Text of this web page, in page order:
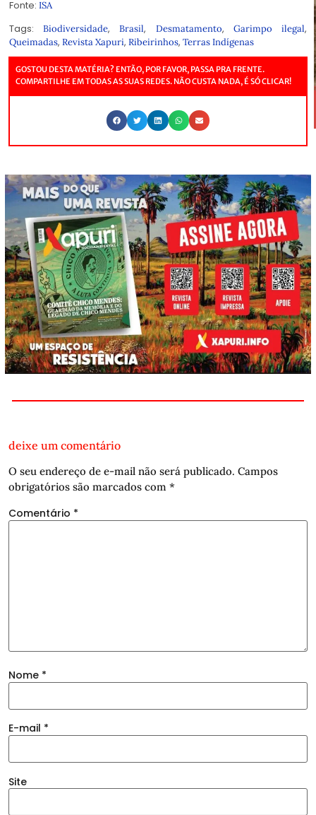
Fonte: ISA
Tags:Biodiversidade,Brasil, Desmatamento, Garimpo ilegal,
Queimadas, Revista Xapuri, Ribeirinhos, Terras Indígenas
GOSTOU DESTA MATÉRIA? ENTÃO, POR FAVOR, PASSA PRA FRENTE.
COMPARTILHE EM TODAS AS SUAS REDES. NÃO CUSTA NADA, É SÓ CLICAR!
deixe um comentário
O seu endereço de e-mail não será publicado. Campos
obrigatórios são marcados com *
Comentário *
Nome *
E-mail *
Site